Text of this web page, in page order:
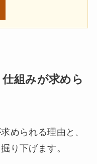
組みが求めら
められる理由と、
り下げます。